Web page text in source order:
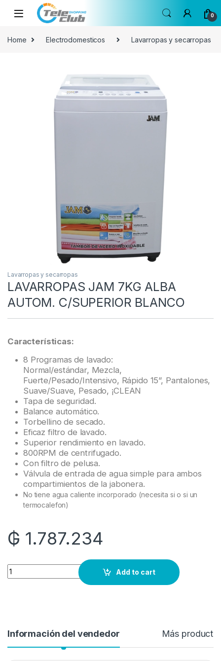
Skip to navigation
Skip to content
0
Home Electrodomesticos Lavarropas y secarropas
Lavarropas y secarropas
LAVARROPAS JAM 7KG ALBA
AUTOM. C/SUPERIOR BLANCO
Características:
8 Programas de lavado:
Normal/estándar, Mezcla,
Fuerte/Pesado/Intensivo, Rápido 15”, Pantalones,
Suave/Suave, Pesado, ¡CLEAN
Tapa de seguridad.
Balance automático.
Torbellino de secado.
Eficaz filtro de lavado.
Superior rendimiento en lavado.
800RPM de centrifugado.
Con filtro de pelusa.
Válvula de entrada de agua simple para ambos
compartimientos de la jabonera.
No tiene agua caliente incorporado (necesita si o si un
termocalefon)
₲ 1.787.234
Quantity
Add to cart
Información del vendedor Más